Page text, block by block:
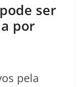
ser
por
pela